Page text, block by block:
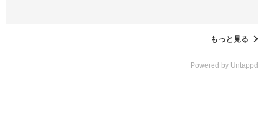
もっと見る
Powered by Untappd